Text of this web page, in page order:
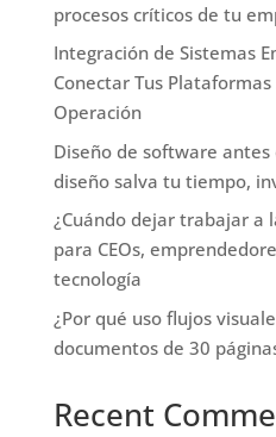
procesos críticos de tu
Integración de Sistemas
Conectar Tus
Operación
Diseño de software
diseño salva tu tiempo,
¿Cuándo dejar trabajar a
para CEOs,
tecnología
¿Por qué uso flujos
documentos de 30
Recent